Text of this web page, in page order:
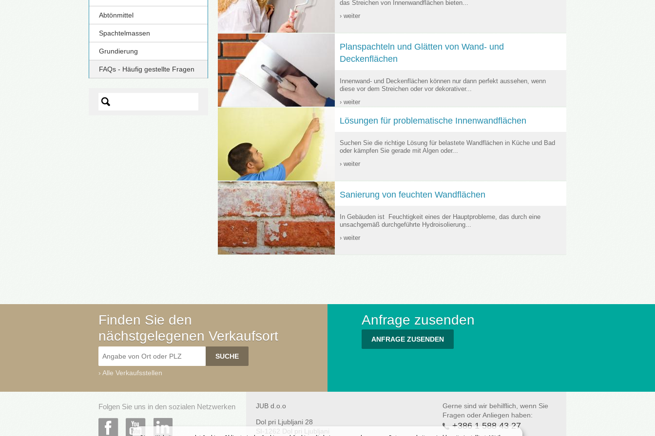
Abtönmittel
Spachtelmassen
Grundierung
FAQs - Häufig gestellte Fragen
das Streichen von Innenwandflächen bieten...
› weiter
Planspachteln und Glätten von Wand- und
Deckenflächen
Innenwand- und Deckenflächen können nur dann perfekt aussehen, wenn
diese vor dem Streichen oder vor dekorativer...
› weiter
Lösungen für problematische Innenwandflächen
Suchen Sie die richtige Lösung für belastete Wandflächen in Küche und Bad
oder kämpfen Sie gerade mit Algen oder...
› weiter
Sanierung von feuchten Wandflächen
In Gebäuden ist Feuchtigkeit eines der Hauptprobleme, das durch eine
unsachgemäß durchgeführte Hydroisolierung...
› weiter
Finden Sie den
nächstgelegenen Verkaufsort
› Alle Verkaufsstellen
Anfrage zusenden
ANFRAGE ZUSENDEN
Folgen Sie uns in den sozialen Netzwerken JUB d.o.o
Dol pri Ljubljani 28
SI-1262 Dol pri Ljubljani
Gerne sind wir behilflich, wenn Sie
Fragen oder Anliegen haben:
+386 1 588 43 27